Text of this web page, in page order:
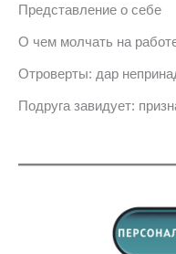
Представление о себе
О чем молчать на
Отроверты: дар
Подруга завидует: